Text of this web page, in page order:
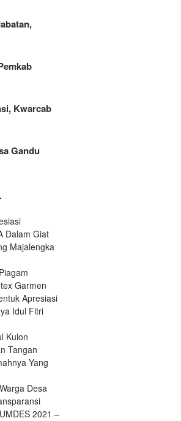
Kwarcab
Gandu
Dalam Giat
Majalengka
Garmen
Apresiasi
Idul Fitri
Kulon
Tangan
Yang
Desa
2021 –